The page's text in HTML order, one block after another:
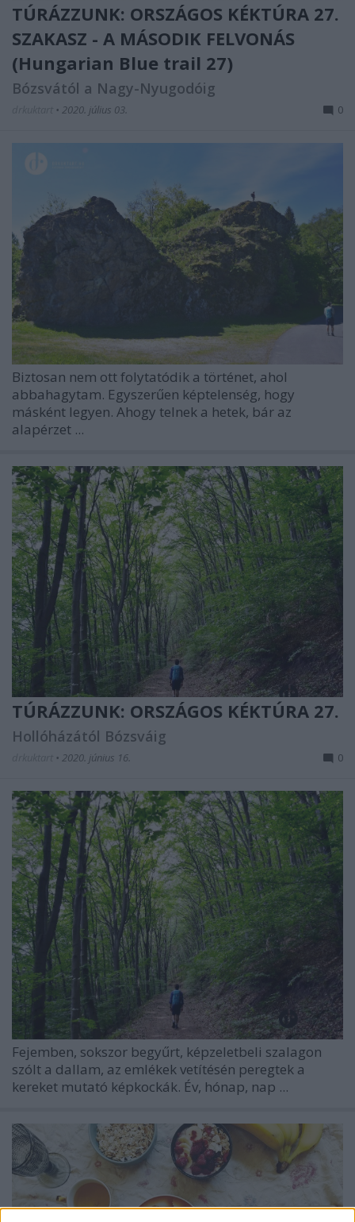
TÚRÁZZUNK: ORSZÁGOS KÉKTÚRA 27.
SZAKASZ - A MÁSODIK FELVONÁS
(Hungarian Blue trail 27)
Bózsvától a Nagy-Nyugodóig
• 2020. július 03. 0
Biztosan nem ott folytatódik a történet, ahol
abbahagytam. Egyszerűen képtelenség, hogy
másként legyen. Ahogy telnek a hetek, bár az
alapérzet ...
TÚRÁZZUNK: ORSZÁGOS KÉKTÚRA 27.
Hollóházától Bózsváig
• 2020. június 16. 0
Fejemben, sokszor begyűrt, képzeletbeli szalagon
szólt a dallam, az emlékek vetítésén peregtek a
kereket mutató képkockák. Év, hónap, nap ...